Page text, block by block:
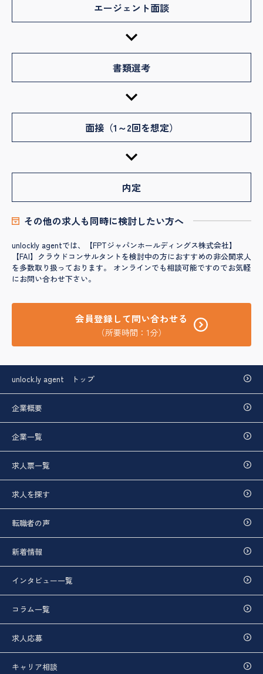
エージェント面談
書類選考
面接（1～2回を想定）
内定
その他の求人も同時に検討したい方へ
unlockly agentでは、【FPTジャパンホールディングス株式会社】
【FAI】クラウドコンサルタントを検討中の方におすすめの非公開求人
を多数取り扱っております。 オンラインでも相談可能ですのでお気軽
にお問い合わせ下さい。
会員登録して問い合わせる
（所要時間：1分）
unlock.ly agent トップ
企業概要
企業一覧
求人票一覧
求人を探す
転職者の声
新着情報
インタビュー一覧
コラム一覧
求人応募
キャリア相談